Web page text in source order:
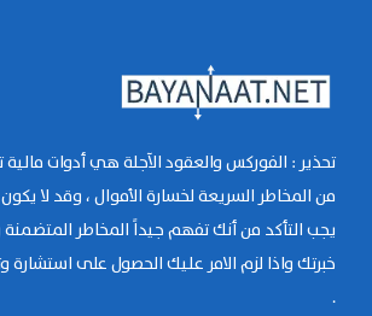
تحذير : الفوركس والعقود الآجلة هي أدوات
من المخاطر السريعة لخسارة الأموال ، وقد لا
يجب التأكد من أنك تفهم جيداً المخاطر
خبرتك واذا لزم الامر عليك الحصول على استشارة
.